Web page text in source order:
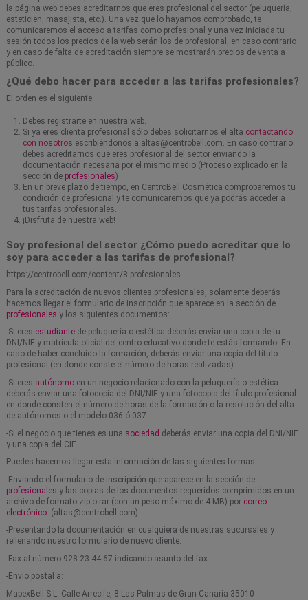
la página web debes acreditarnos que eres profesional del sector (peluquería,
esteticien, masajista, etc.). Una vez que lo hayamos comprobado, te
comunicaremos el acceso a tarifas como profesional y una vez iniciada tu
sesión todos los precios de la web serán los de profesional, en caso contrario
y en caso de falta de acreditación siempre se mostrarán precios de venta a
público.
¿Qué debo hacer para acceder a las tarifas profesionales?
El orden es el siguiente:
Debes registrarte en nuestra web.
Si ya eres clienta profesional sólo debes solicitarnos el alta contactando
con nosotros escribiéndonos a altas@centrobell.com. En caso contrario
debes acreditarnos que eres profesional del sector enviando la
documentación necesaria por el mismo medio.(Proceso explicado en la
sección de profesionales)
En un breve plazo de tiempo, en CentroBell Cosmética comprobaremos tu
condición de profesional y te comunicaremos que ya podrás acceder a
tus tarifas profesionales.
¡Disfruta de nuestra web!
Soy profesional del sector ¿Cómo puedo acreditar que lo
soy para acceder a las tarifas de profesional?
https://centrobell.com/content/8-profesionales
Para la acreditación de nuevos clientes profesionales, solamente deberás
hacernos llegar el formulario de inscripción que aparece en la sección de
profesionales y los siguientes documentos:
-Si eres estudiante de peluquería o estética deberás enviar una copia de tu
DNI/NIE y matrícula oficial del centro educativo donde te estás formando. En
caso de haber concluido la formación, deberás enviar una copia del título
profesional (en donde conste el número de horas realizadas).
-Si eres autónomo en un negocio relacionado con la peluquería o estética
deberás enviar una fotocopia del DNI/NIE y una fotocopia del título profesional
en donde consten el número de horas de la formación o la resolución del alta
de autónomos o el modelo 036 ó 037.
-Si el negocio que tienes es una sociedad deberás enviar una copia del DNI/NIE
y una copia del CIF.
Puedes hacernos llegar esta información de las siguientes formas:
-Enviando el formulario de inscripción que aparece en la sección de
profesionales y las copias de los documentos requeridos comprimidos en un
archivo de formato zip o rar (con un peso máximo de 4 MB) por correo
electrónico . (altas@centrobell.com)
-Presentando la documentación en cualquiera de nuestras sucursales y
rellenando nuestro formulario de nuevo cliente.
-Fax al número 928 23 44 67 indicando asunto del fax.
-Envío postal a:
MapexBell S.L. Calle Arrecife, 8 Las Palmas de Gran Canaria 35010